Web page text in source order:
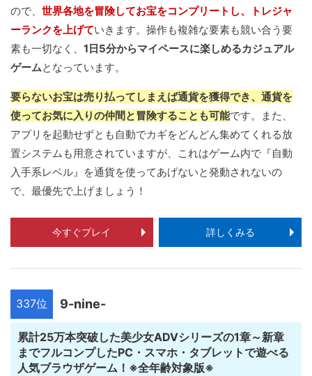
ので、 世界各地を冒険してお宝をコンプリートし、トレジャ
ーランクを上げていきます。操作も複雑な要素も競い合う要
素も一切なく、 1日5分からマイペースに楽しめるカジュアル
ゲームとなっています。
要らないお宝は売り払ってしまえば通貨を獲得でき、通貨を
使ってお気に入りの仲間と冒険することも可能です。また、
アプリを起動せずとも自動でカギをどんどん集めてくれる放
置システムも用意されていますが、これはゲーム内で『自動
入手系レベル』を通貨を使ってあげないと発動されないの
で、最優先で上げましょう！
今すぐプレイ 詳しくみる
337位 9-nine-
累計25万本突破した美少女ADVシリーズの1章～新章
までフルコンプしたPC・スマホ・タブレットで遊べる
人気ブラウザゲーム！※全年齢対象版※